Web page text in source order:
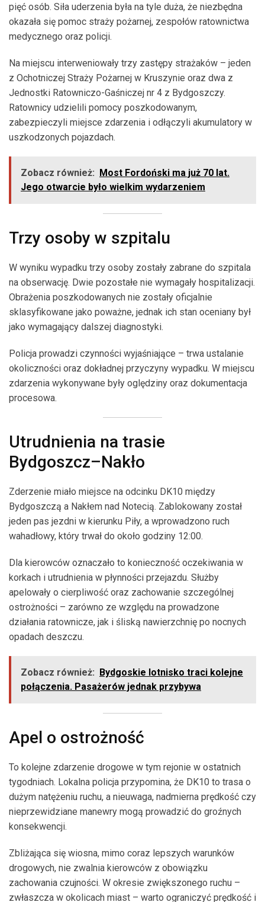
pięć osób. Siła uderzenia była na tyle duża, że niezbędna
okazała się pomoc straży pożarnej, zespołów ratownictwa
medycznego oraz policji.
Na miejscu interweniowały trzy zastępy strażaków – jeden
z Ochotniczej Straży Pożarnej w Kruszynie oraz dwa z
Jednostki Ratowniczo-Gaśniczej nr 4 z Bydgoszczy.
Ratownicy udzielili pomocy poszkodowanym,
zabezpieczyli miejsce zdarzenia i odłączyli akumulatory w
uszkodzonych pojazdach.
Zobacz również: Most Fordoński ma już 70 lat.
Jego otwarcie było wielkim wydarzeniem
Trzy osoby w szpitalu
W wyniku wypadku trzy osoby zostały zabrane do szpitala
na obserwację. Dwie pozostałe nie wymagały hospitalizacji.
Obrażenia poszkodowanych nie zostały oficjalnie
sklasyfikowane jako poważne, jednak ich stan oceniany był
jako wymagający dalszej diagnostyki.
Policja prowadzi czynności wyjaśniające – trwa ustalanie
okoliczności oraz dokładnej przyczyny wypadku. W miejscu
zdarzenia wykonywane były oględziny oraz dokumentacja
procesowa.
Utrudnienia na trasie
Bydgoszcz–Nakło
Zderzenie miało miejsce na odcinku DK10 między
Bydgoszczą a Nakłem nad Notecią. Zablokowany został
jeden pas jezdni w kierunku Piły, a wprowadzono ruch
wahadłowy, który trwał do około godziny 12:00.
Dla kierowców oznaczało to konieczność oczekiwania w
korkach i utrudnienia w płynności przejazdu. Służby
apelowały o cierpliwość oraz zachowanie szczególnej
ostrożności – zarówno ze względu na prowadzone
działania ratownicze, jak i śliską nawierzchnię po nocnych
opadach deszczu.
Zobacz również: Bydgoskie lotnisko traci kolejne
połączenia. Pasażerów jednak przybywa
Apel o ostrożność
To kolejne zdarzenie drogowe w tym rejonie w ostatnich
tygodniach. Lokalna policja przypomina, że DK10 to trasa o
dużym natężeniu ruchu, a nieuwaga, nadmierna prędkość czy
nieprzewidziane manewry mogą prowadzić do groźnych
konsekwencji.
Zbliżająca się wiosna, mimo coraz lepszych warunków
drogowych, nie zwalnia kierowców z obowiązku
zachowania czujności. W okresie zwiększonego ruchu –
zwłaszcza w okolicach miast – warto ograniczyć prędkość i